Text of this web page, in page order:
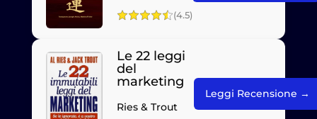
(4.5)
Le 22 leggi
del
marketing
Ries & Trout
Leggi Recensione →